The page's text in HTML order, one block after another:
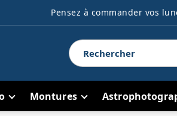
Pensez à commander vos
Montures